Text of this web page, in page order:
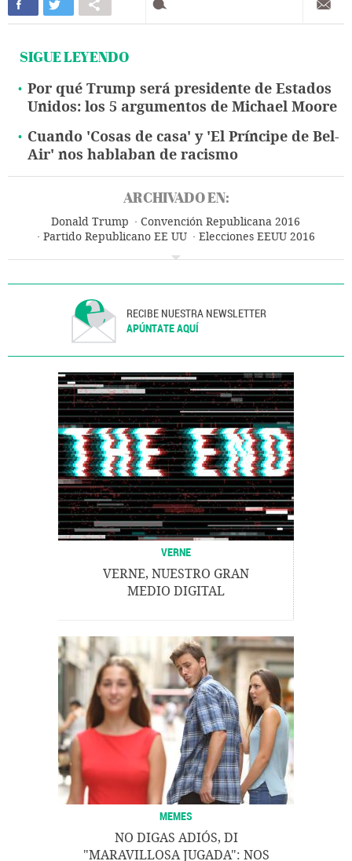
SIGUE LEYENDO
Por qué Trump será presidente de Estados
Unidos: los 5 argumentos de Michael Moore
Cuando 'Cosas de casa' y 'El Príncipe de Bel-
Air' nos hablaban de racismo
ARCHIVADO EN:
Donald Trump
Convención Republicana 2016
Partido Republicano EE UU
Elecciones EEUU 2016
Política
Estados Unidos Norteamérica América
RECIBE NUESTRA NEWSLETTER
APÚNTATE AQUÍ
VERNE
VERNE, NUESTRO GRAN
MEDIO DIGITAL
MEMES
NO DIGAS ADIÓS, DI
"MARAVILLOSA JUGADA": NOS